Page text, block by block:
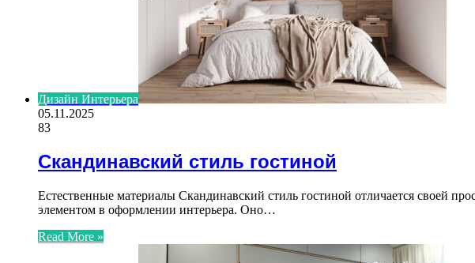
Дизайн Интерьера
05.11.2025
83
Скандинавский стиль гостиной
Естественные материалы Скандинавский стиль гостиной отличается своей
элементом в оформлении интерьера. Оно…
Read More »